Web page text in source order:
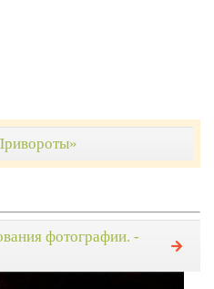
фотографии. -